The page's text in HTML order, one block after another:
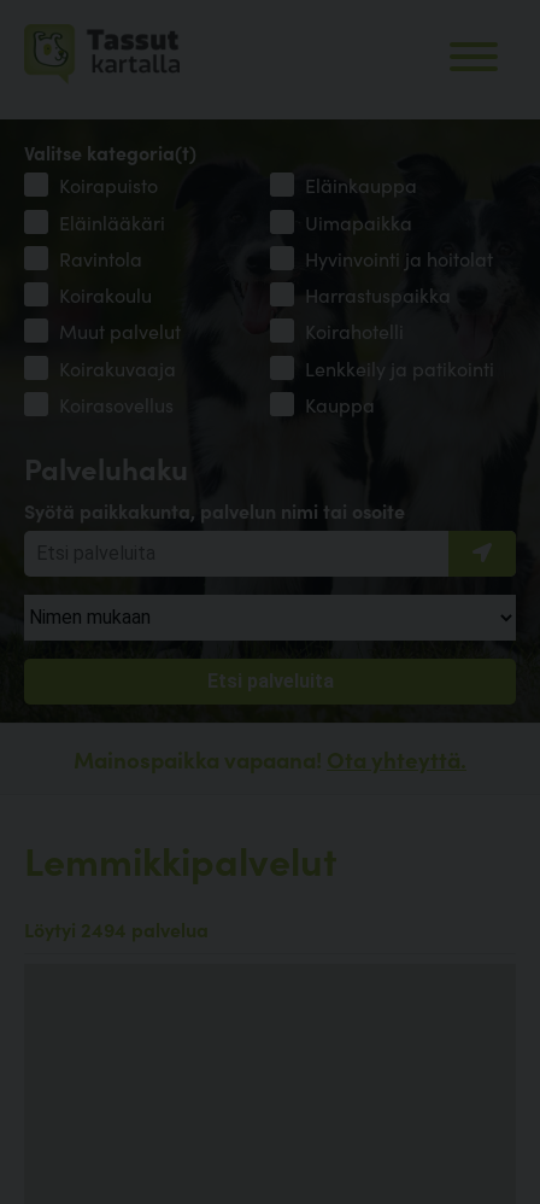
Palveluhaku
Syötä paikkakunta, palvelun nimi tai osoite
Valitse kategoria(t)
Koirapuisto
Eläinkauppa
Eläinlääkäri
Uimapaikka
Ravintola
Hyvinvointi ja hoitolat
Koirakoulu
Harrastuspaikka
Muut palvelut
Koirahotelli
Koirakuvaaja
Lenkkeily ja patikointi
Koirasovellus
Kauppa
Mainospaikka vapaana! Ota yhteyttä.
Lemmikkipalvelut
Löytyi 2494 palvelua